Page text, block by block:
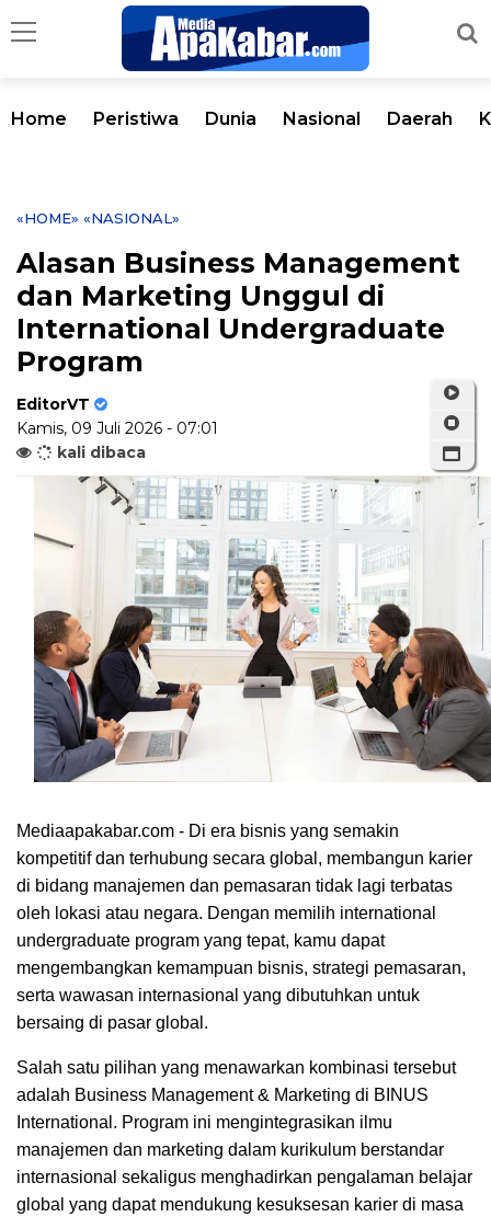
Home Peristiwa Dunia Nasional Daerah
«HOME» «NASIONAL»
Alasan Business Management
dan Marketing Unggul di
International Undergraduate
Program
EditorVT
Kamis, 09 Juli 2026 - 07:01
kali dibaca
Mediaapakabar.com - Di era bisnis yang semakin
kompetitif dan terhubung secara global, membangun karier
di bidang manajemen dan pemasaran tidak lagi terbatas
oleh lokasi atau negara. Dengan memilih international
undergraduate program yang tepat, kamu dapat
mengembangkan kemampuan bisnis, strategi pemasaran,
serta wawasan internasional yang dibutuhkan untuk
bersaing di pasar global.
Salah satu pilihan yang menawarkan kombinasi tersebut
adalah Business Management & Marketing di BINUS
International. Program ini mengintegrasikan ilmu
manajemen dan marketing dalam kurikulum berstandar
internasional sekaligus menghadirkan pengalaman belajar
global yang dapat mendukung kesuksesan karier di masa